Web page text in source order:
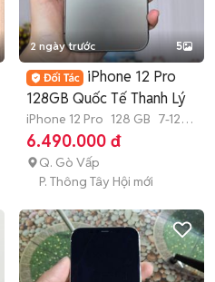
2 ngày trước 5
iPhone 12 Pro
128GB Quốc Tế Thanh Lý
iPhone 12 Pro 128 GB 7-12
tháng
6.490.000 đ
Q. Gò Vấp
P. Thông Tây Hội mới